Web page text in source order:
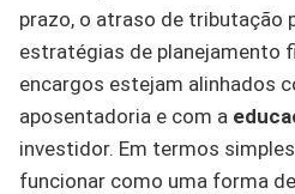
prazo, o atraso de tributação
estratégias de planejamento
encargos estejam alinhados
aposentadoria e com a
investidor. Em termos
funcionar como uma forma